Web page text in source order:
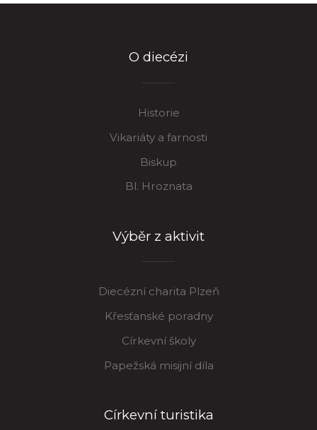
O diecézi
Historie
Vikariáty a farnosti
Biskup
Bl. Hroznata
Výběr z aktivit
Diecézní charita Plzeň
Křesťanské poradny
Církevní školy
Papežská misijní díla
Církevní turistika